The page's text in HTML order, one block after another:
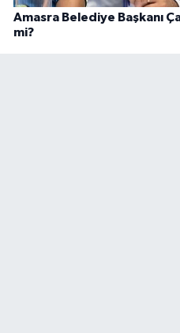
Amasra Belediye Başkanı
mi?